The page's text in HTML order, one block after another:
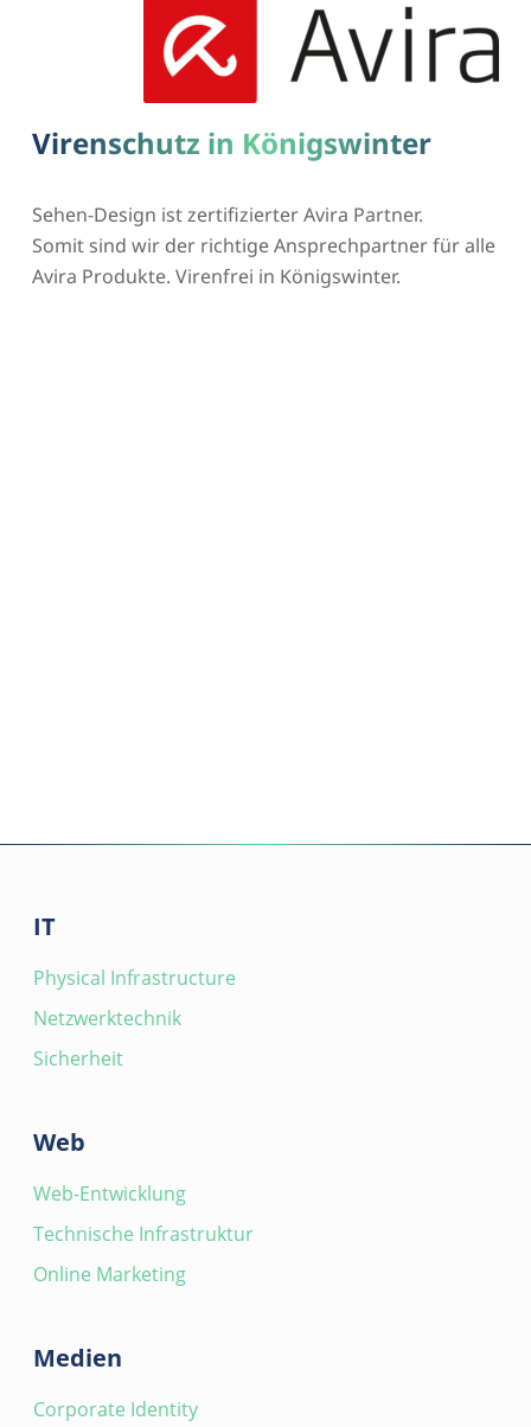
Virenschutz in Königswinter
Sehen-Design ist zertifizierter Avira Partner.
Somit sind wir der richtige Ansprechpartner für alle
Avira Produkte. Virenfrei in Königswinter.
IT
Physical Infrastructure
Netzwerktechnik
Sicherheit
Web
Web-Entwicklung
Technische Infrastruktur
Online Marketing
Medien
Corporate Identity